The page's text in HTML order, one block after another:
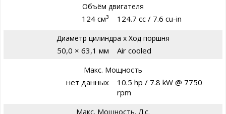
Объём двигателя
124 см³ 124.7 cc / 7.6 cu-in
Диаметр цилиндра х Ход поршня
50,0 × 63,1 мм Air cooled
Макс. Мощность
нет данных
10.5 hp / 7.8 kW @ 7750
rpm
Макс. Мощность, Л.с.